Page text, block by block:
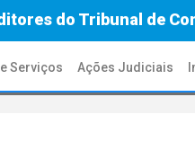
do Tribunal de
Serviços Ações Judiciais